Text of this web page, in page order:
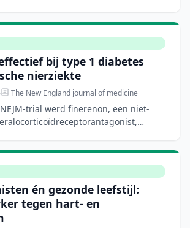
bij type 1 diabetes
nierziekte
The New England journal of medicine
trial werd finerenon, een niet-
én gezonde leefstijl:
tegen hart- en